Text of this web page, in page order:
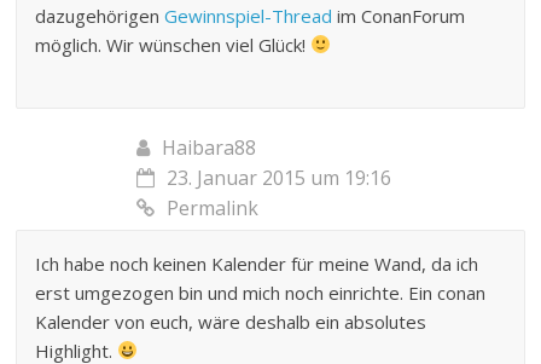
dazugehörigenGewinnspiel-Thread im ConanForum
möglich. Wir wünschen viel Glück!
Haibara88
23. Januar 2015 um 19:16
Permalink
Ich habe noch keinen Kalender für meine Wand, da ich
erst umgezogen bin und mich noch einrichte. Ein conan
Kalender von euch, wäre deshalb ein absolutes
Highlight.